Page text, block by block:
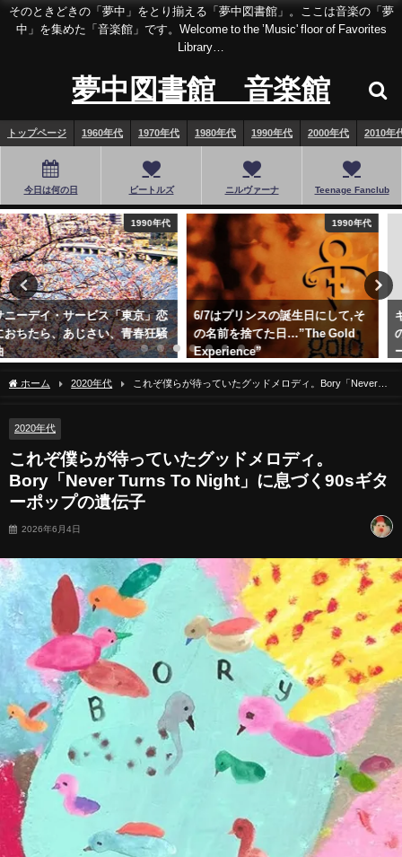
そのときどきの「夢中」をとり揃える「夢中図書館」。ここは音楽の「夢
中」を集めた「音楽館」です。Welcome to the ’Music' floor of Favorites
Library…
夢中図書館 音楽館
トップページ 1960年代 1970年代 1980年代 1990年代 2000年代 2010年
今日は何の日 ビートルズ ニルヴァーナ Teenage Fanclub
1990年代
6/7はプリンスの誕生日にして,そ
の名前を捨てた日…”The Gold
Experience”
1990年代
ギターレスのピアノロック！衝撃
のデビューアルバム「ベン・フォ
ールズ・ファイブ」
ホーム 2020年代
これぞ僕らが待っていたグッドメロディ。Bory「Never
2020年代
これぞ僕らが待っていたグッドメロディ。
Bory「Never Turns To Night」に息づく90sギタ
ーポップの遺伝子
2026年6月4日